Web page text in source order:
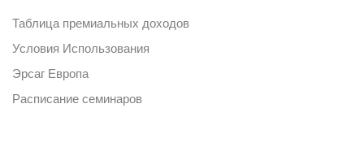
Таблица премиальных доходов
Условия Использования
Эрсаг Европа
Расписание семинаров